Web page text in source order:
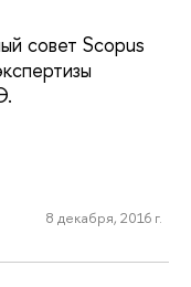
совет Scopus
8 декабря, 2016 г.